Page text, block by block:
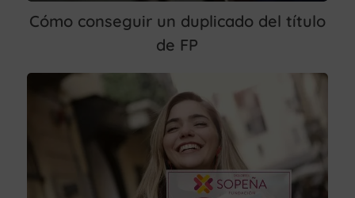
Cómo conseguir un duplicado del título
de FP